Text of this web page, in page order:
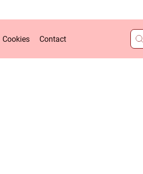
Cookies Contact